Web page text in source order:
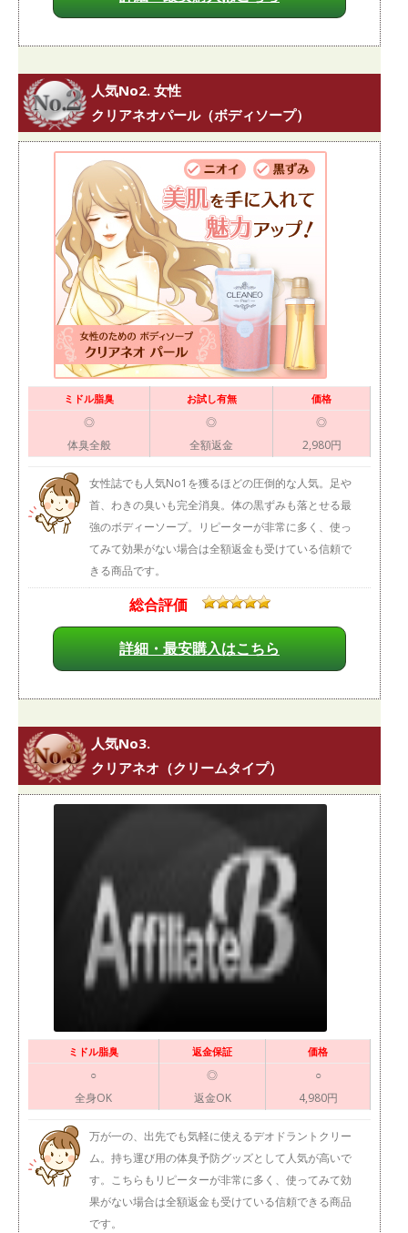
人気No2. 女性
クリアネオパール（ボディソープ）
ミドル脂臭 お試し有無 価格
◎
体臭全般
◎
全額返金
◎
2,980円
女性誌でも人気No1を獲るほどの圧倒的な人気。足や
首、わきの臭いも完全消臭。体の黒ずみも落とせる最
強のボディーソープ。リピーターが非常に多く、使っ
てみて効果がない場合は全額返金も受けている信頼で
きる商品です。
総合評価
詳細・最安購入はこちら
人気No3.
クリアネオ（クリームタイプ）
ミドル脂臭 返金保証 価格
○
全身OK
◎
返金OK
○
4,980円
万が一の、出先でも気軽に使えるデオドラントクリー
ム。持ち運び用の体臭予防グッズとして人気が高いで
す。こちらもリピーターが非常に多く、使ってみて効
果がない場合は全額返金も受けている信頼できる商品
です。